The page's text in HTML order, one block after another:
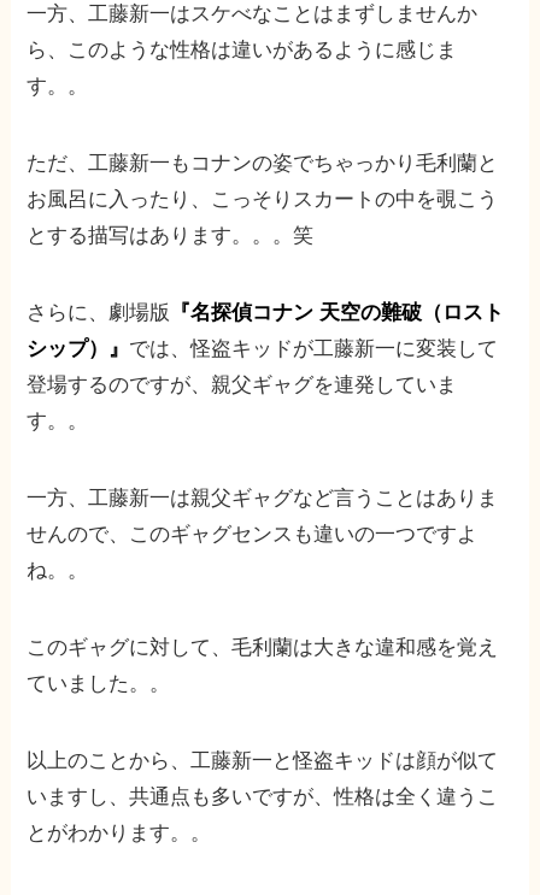
一方、工藤新一はスケべなことはまずしませんか
ら、このような性格は違いがあるように感じま
す。。
ただ、工藤新一もコナンの姿でちゃっかり毛利蘭と
お風呂に入ったり、こっそりスカートの中を覗こう
とする描写はあります。。。笑
さらに、劇場版
『名探偵コナン 天空の難破（ロスト
シップ）』 では、怪盗キッドが工藤新一に変装して
登場するのですが、親父ギャグを連発していま
す。。
一方、工藤新一は親父ギャグなど言うことはありま
せんので、このギャグセンスも違いの一つですよ
ね。。
このギャグに対して、毛利蘭は大きな違和感を覚え
ていました。。
以上のことから、工藤新一と怪盗キッドは顔が似て
いますし、共通点も多いですが、性格は全く違うこ
とがわかります。。